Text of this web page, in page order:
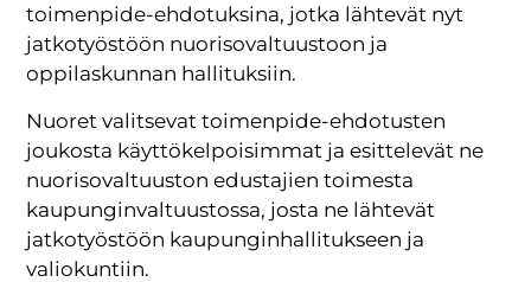
toimenpide-ehdotuksina, jotka lähtevät nyt
jatkotyöstöön nuorisovaltuustoon ja
oppilaskunnan hallituksiin.
Nuoret valitsevat toimenpide-ehdotusten
joukosta käyttökelpoisimmat ja esittelevät ne
nuorisovaltuuston edustajien toimesta
kaupunginvaltuustossa, josta ne lähtevät
jatkotyöstöön kaupunginhallitukseen ja
valiokuntiin.